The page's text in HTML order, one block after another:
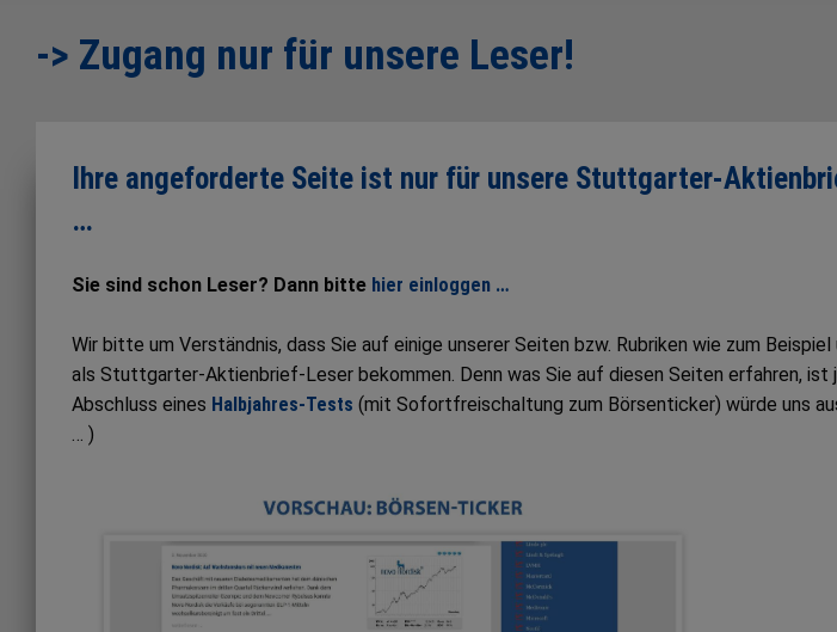
-> Zugang nur für unsere Leser!
Ihre angeforderte Seite ist nur für unsere Stuttgarter-
…
Sie sind schon Leser? Dann bitte hier einloggen …
Wir bitte um Verständnis, dass Sie auf einige unserer Seiten bzw. Rubriken wie zum Beispiel
als Stuttgarter-Aktienbrief-Leser bekommen. Denn was Sie auf diesen Seiten erfahren, ist
Abschluss eines Halbjahres-Tests (mit Sofortfreischaltung zum Börsenticker) würde uns
… )